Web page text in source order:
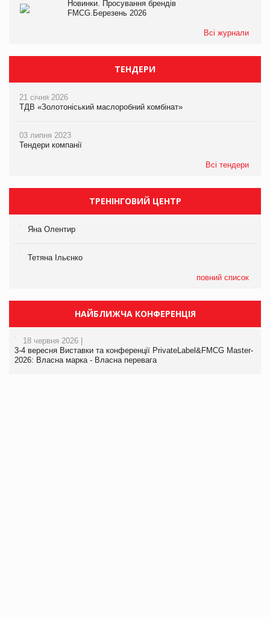
Новинки. Просування брендів
FMCG.Березень 2026
Всі журнали
ТЕНДЕРИ
21 січня 2026
ТДВ «Золотоніський маслоробний комбінат»
03 липня 2023
Тендери компанії
Всі тендери
ТРЕНІНГОВИЙ ЦЕНТР
Яна Олентир
Тетяна Ільєнко
повний список
НАЙБЛИЖЧА КОНФЕРЕНЦІЯ
18 червня 2026 |
3-4 вересня Виставки та конференції PrivateLabel&FMCG Master-
2026: Власна марка - Власна перевага